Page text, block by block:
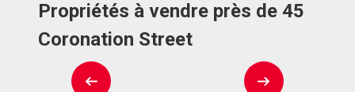
Propriétés à vendre près de 45
Coronation Street